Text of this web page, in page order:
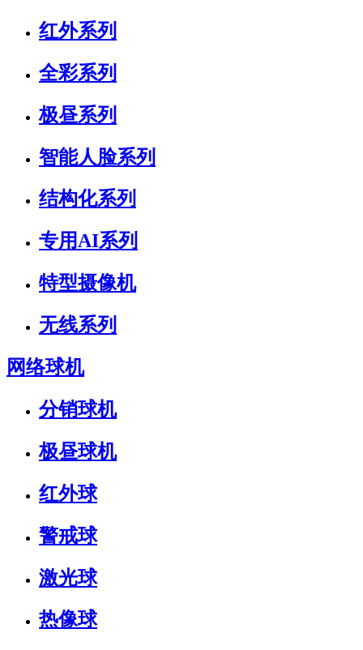
红外系列
全彩系列
极昼系列
智能人脸系列
结构化系列
专用AI系列
特型摄像机
无线系列
网络球机
分销球机
极昼球机
红外球
警戒球
激光球
热像球